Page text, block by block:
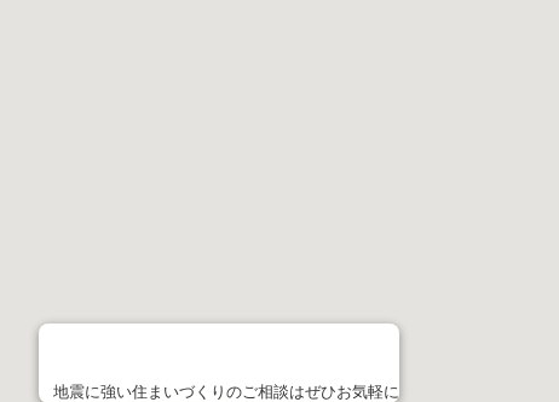
地震に強い住まいづくりのご相談はぜひお気軽に